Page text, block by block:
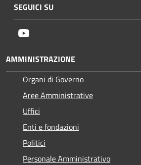
SEGUICI SU
AMMINISTRAZIONE
Organi di Governo
Aree Amministrative
Uffici
Enti e fondazioni
Politici
Personale Amministrativo